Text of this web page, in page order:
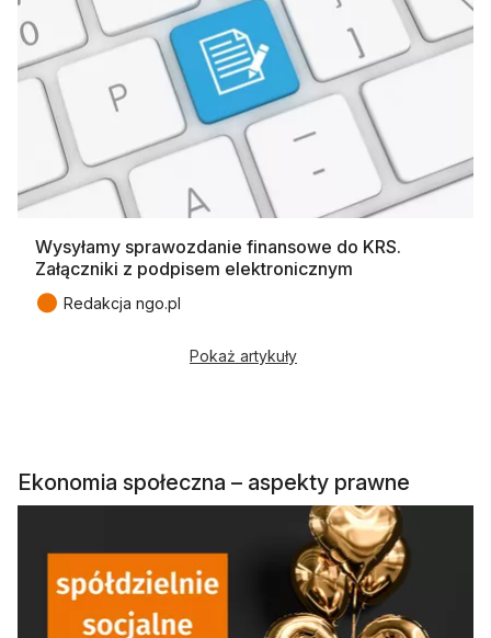
Wysyłamy sprawozdanie finansowe do KRS.
Załączniki z podpisem elektronicznym
● Redakcja ngo.pl
Pokaż artykuły
Ekonomia społeczna – aspekty prawne